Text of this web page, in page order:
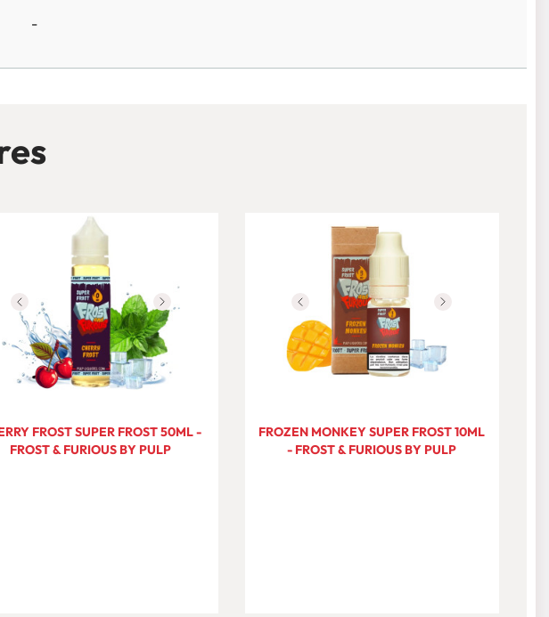
-
FROST SUPER FROST 50ML -
FROST & FURIOUS BY PULP
FROZEN MONKEY SUPER FROST 10ML
- FROST & FURIOUS BY PULP